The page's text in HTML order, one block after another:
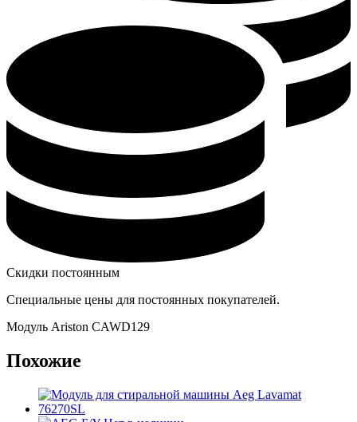
Скидки постоянным
Специальные цены для постоянных покупателей.
Модуль Ariston CAWD129
Похожие